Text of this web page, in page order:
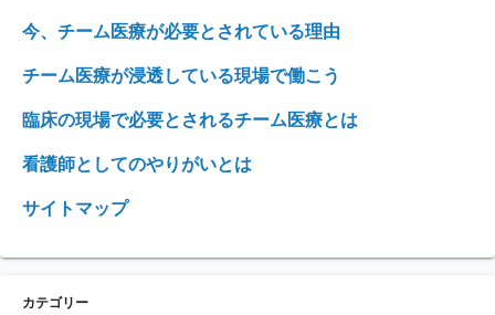
今、チーム医療が必要とされている理由
チーム医療が浸透している現場で働こう
臨床の現場で必要とされるチーム医療とは
看護師としてのやりがいとは
サイトマップ
カテゴリー